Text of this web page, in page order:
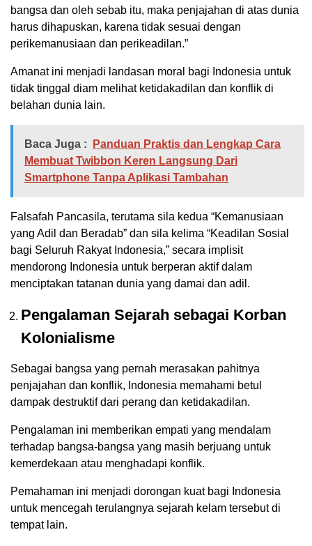
bangsa dan oleh sebab itu, maka penjajahan di atas dunia
harus dihapuskan, karena tidak sesuai dengan
perikemanusiaan dan perikeadilan.”
Amanat ini menjadi landasan moral bagi Indonesia untuk
tidak tinggal diam melihat ketidakadilan dan konflik di
belahan dunia lain.
Baca Juga :
Panduan Praktis dan Lengkap Cara
Membuat Twibbon Keren Langsung Dari
Smartphone Tanpa Aplikasi Tambahan
Falsafah Pancasila, terutama sila kedua “Kemanusiaan
yang Adil dan Beradab” dan sila kelima “Keadilan Sosial
bagi Seluruh Rakyat Indonesia,” secara implisit
mendorong Indonesia untuk berperan aktif dalam
menciptakan tatanan dunia yang damai dan adil.
Pengalaman Sejarah sebagai Korban
Kolonialisme
Sebagai bangsa yang pernah merasakan pahitnya
penjajahan dan konflik, Indonesia memahami betul
dampak destruktif dari perang dan ketidakadilan.
Pengalaman ini memberikan empati yang mendalam
terhadap bangsa-bangsa yang masih berjuang untuk
kemerdekaan atau menghadapi konflik.
Pemahaman ini menjadi dorongan kuat bagi Indonesia
untuk mencegah terulangnya sejarah kelam tersebut di
tempat lain.